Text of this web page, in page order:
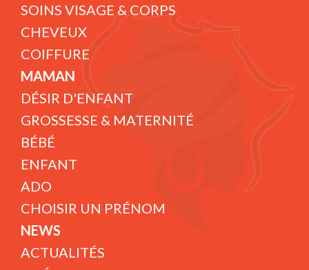
SOINS VISAGE & CORPS
CHEVEUX
COIFFURE
MAMAN
DÉSIR D'ENFANT
GROSSESSE & MATERNITÉ
BÉBÉ
ENFANT
ADO
CHOISIR UN PRÉNOM
NEWS
ACTUALITÉS